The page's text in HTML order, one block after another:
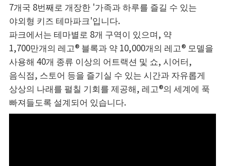
7개국 8번째로 개장한 '가족과 하루를 즐길 수 있는
야외형 키즈 테마파크'입니다.
파크에서는 테마별로 8개 구역이 있으며, 약
1,700만개의 레고® 블록과 약 10,000개의 레고® 모델을
사용해 40개 종류 이상의 어트랙션 및 쇼, 시어터,
음식점, 스토어 등을 즐기실 수 있는 시간과 자유롭게
상상의 나래를 펼칠 기회를 제공해, 레고®의 세계에 푹
빠져들도록 설계되어 있습니다.